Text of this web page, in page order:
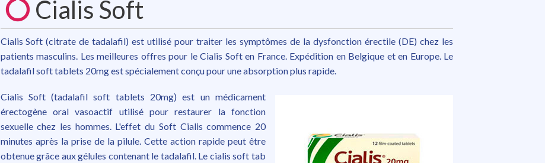
Cialis Soft
Cialis Soft (citrate de tadalafil) est utilisé pour traiter les symptômes de la dysfonction érectile (DE) chez les
patients masculins. Les meilleures offres pour le Cialis Soft en France. Expédition en Belgique et en Europe. Le
tadalafil soft tablets 20mg est spécialement conçu pour une absorption plus rapide.
Cialis Soft (tadalafil soft tablets 20mg) est un médicament
érectogène oral vasoactif utilisé pour restaurer la fonction
sexuelle chez les hommes. L'effet du Soft Cialis commence 20
minutes après la prise de la pilule. Cette action rapide peut être
obtenue grâce aux gélules contenant le tadalafil. Le cialis soft tab